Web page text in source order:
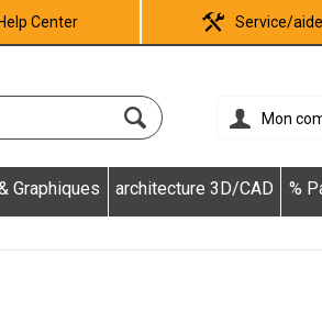
Center Service/aide
Mon
Graphiques architecture 3D/CAD %